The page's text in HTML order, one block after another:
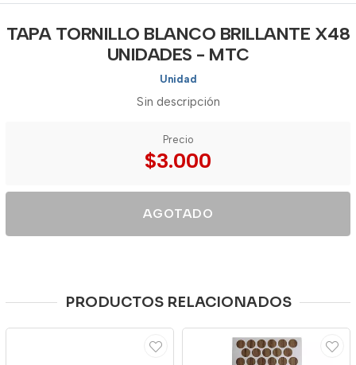
TAPA TORNILLO BLANCO BRILLANTE X48
UNIDADES - MTC
Unidad
Sin descripción
Precio
$3.000
AGOTADO
PRODUCTOS RELACIONADOS